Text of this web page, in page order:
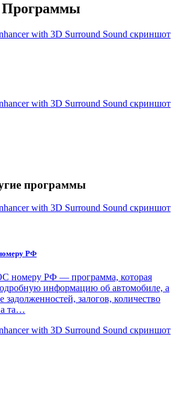
программы
РФ
номеру РФ — программа, которая
информацию об автомобиле, а
задолженностей, залогов, количество
та…